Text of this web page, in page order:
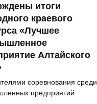
итоги
краевого
«Лучшее
Алтайского
соревнования среди
предприятий